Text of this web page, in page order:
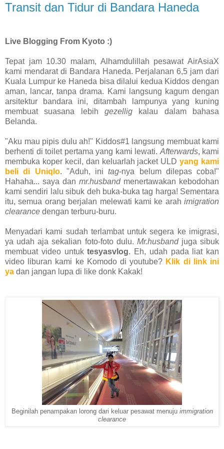
Transit dan Tidur di Bandara Haneda
Live Blogging From Kyoto :)
Tepat jam 10.30 malam, Alhamdulillah pesawat AirAsiaX
kami mendarat di Bandara Haneda. Perjalanan 6,5 jam dari
Kuala Lumpur ke Haneda bisa dilalui kedua Kiddos dengan
aman, lancar, tanpa drama. Kami langsung kagum dengan
arsitektur bandara ini, ditambah lampunya yang kuning
membuat suasana lebih gezellig kalau dalam bahasa
Belanda.
"Aku mau pipis dulu ah!" Kiddos#1 langsung membuat kami
berhenti di toilet pertama yang kami lewati. Afterwards, kami
membuka koper kecil, dan keluarlah jacket ULDyang kami
beli di Uniqlo. "Aduh, initag-nya belum dilepas coba!"
Hahaha... saya dan mr.husband menertawakan kebodohan
kami sendiri lalu sibuk deh buka-buka tag harga! Sementara
itu, semua orang berjalan melewati kami ke arah imigration
clearance dengan terburu-buru.
Menyadari kami sudah terlambat untuk segera ke imigrasi,
ya udah aja sekalian foto-foto dulu. Mr.husbandjuga sibuk
membuat video untuktesyasvlog. Eh, udah pada liat kan
video liburan kami ke Komodo di youtube? Klik di link ini
ya dan jangan lupa di like donk Kakak!
Beginilah penampakan lorong dari keluar pesawat menujuimmigration
clearance